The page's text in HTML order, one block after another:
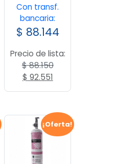
Con transf.
bancaria:
$ 88.144
Precio de lista:
$88.150
El
$ 88.150.
$ 92.551
precio
es:
$ 92.551.
¡Oferta!